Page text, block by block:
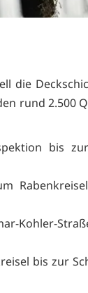
die
rund 2.500
bis
Kohler-
bis zur